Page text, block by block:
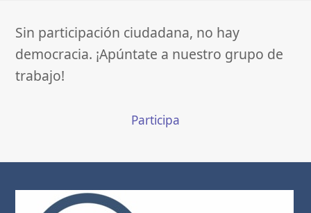
Sin participación ciudadana, no hay
democracia. ¡Apúntate a nuestro grupo de
trabajo!
Participa